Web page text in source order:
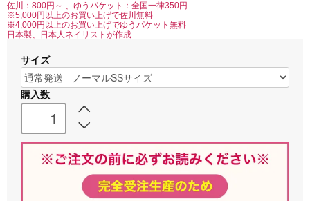
佐川：800円～ 、ゆうパケット：全国一律350円
※5,000円以上のお買い上げで佐川無料
※4,000円以上のお買い上げでゆうパケット無料
日本製、日本人ネイリストが作成
サイズ
購入数